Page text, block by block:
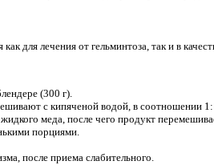
для лечения от гельминтоза, так и в
(300 г).
с кипяченой водой, в соотношении
меда, после чего продукт
порциями.
после приема слабительного.